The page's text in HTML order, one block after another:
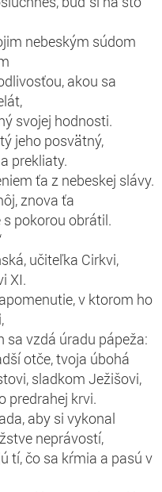
nebeským súdom
akou sa
svojej hodnosti.
jeho posvätný,
prekliaty.
ťa z nebeskej slávy.
znova ťa
pokorou obrátil.
učiteľka Cirkvi,
XI.
v ktorom ho
sa vzdá úradu pápeža:
otče, tvoja úbohá
sladkom Ježišovi,
predrahej krvi.
aby si vykonal
neprávostí,
tí, čo sa kŕmia a pasú v